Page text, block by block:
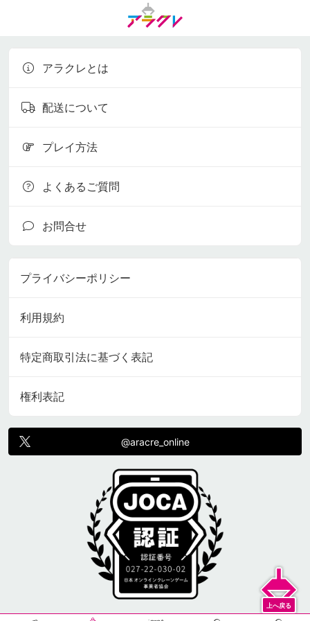
アラクレとは
配送について
プレイ方法
よくあるご質問
お問合せ
プライバシーポリシー
利用規約
特定商取引法に基づく表記
権利表記
@aracre_online